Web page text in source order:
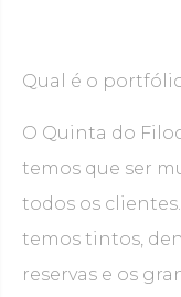
Qual é o
O Quinta do
temos que ser
todos os
temos tintos,
reservas e os